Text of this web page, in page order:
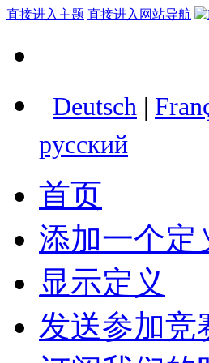
直接进入主题 直接进入网站导航
Deutsch |
русский
首页
添加一个定
显示定义
发送参加竞